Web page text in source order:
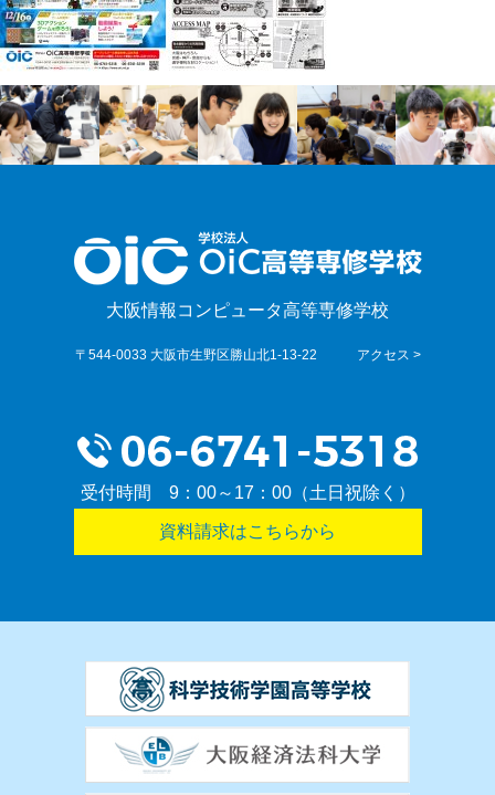
大阪情報コンピュータ高等専修学校
〒544-0033 大阪市生野区勝山北1-13-22 アクセス >
受付時間 9：00～17：00（土日祝除く）
資料請求はこちらから